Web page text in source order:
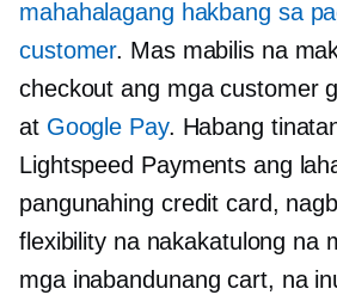
mahahalagang hakbang sa
customer. Mas mabilis na
checkout ang mga customer
at Google Pay. Habang
Lightspeed Payments ang
pangunahing credit card,
flexibility na nakakatulong na
mga inabandunang cart, na